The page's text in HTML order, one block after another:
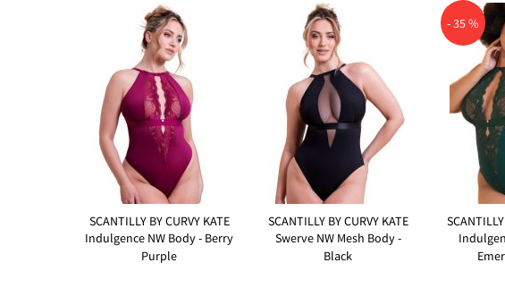
SCANTILLY BY CURVY KATE
Indulgence NW Body - Berry
Purple
SCANTILLY BY CURVY KATE
Swerve NW Mesh Body -
Black
- 35 %